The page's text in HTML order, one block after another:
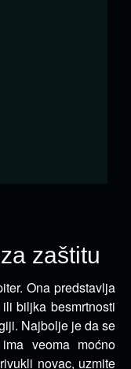
zaštitu
Ona predstavlja
biljka besmrtnosti
Najbolje je da se
veoma moćno
novac, uzmite